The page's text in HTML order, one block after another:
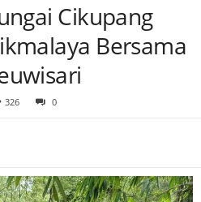
Cikupang
Bersama
326 0